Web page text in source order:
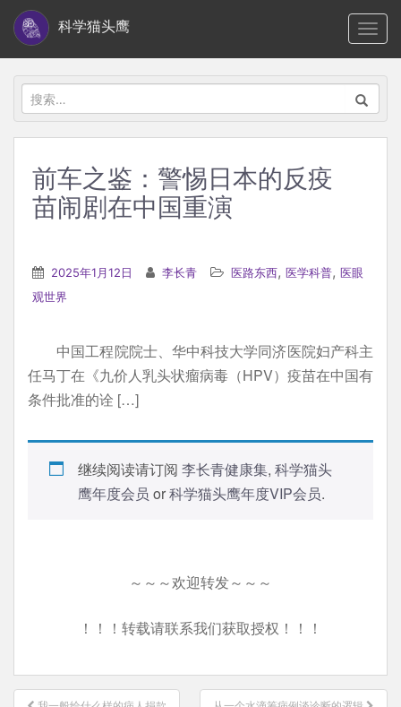
i
科学猫头鹰
搜
索：
前车之鉴：警惕日本的反疫
苗闹剧在中国重演
2025年1月12日 李长青 医路东西, 医学科普, 医眼
观世界
中国工程院院士、华中科技大学同济医院妇产科主
任马丁在《九价人乳头状瘤病毒（HPV）疫苗在中国有
条件批准的诠 […]
继续阅读请订阅 李长青健康集, 科学猫头
鹰年度会员 or科学猫头鹰年度VIP会员.
～～～欢迎转发～～～
！！！转载请联系我们获取授权！！！
文